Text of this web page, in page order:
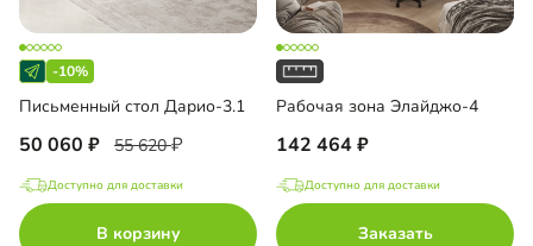
-10%
Письменный стол Дарио-3.1
50 060 55 620
Доступно для доставки
В корзину
Рабочая зона Элайджо-4
142 464
Доступно для доставки
Заказать